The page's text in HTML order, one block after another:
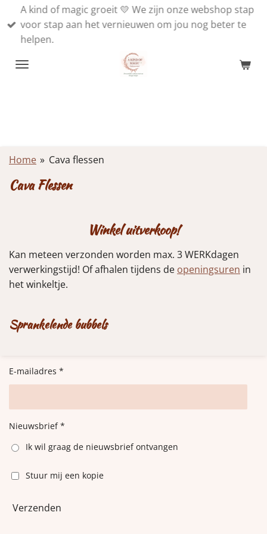
direct
naar
A kind of magic groeit 💛 We zijn onze webshop stap
voor stap aan het vernieuwen om jou nog beter te
helpen.
Home » Cava flessen
Cava Flessen
Winkel uitverkoop!
Kan meteen verzonden worden max. 3 WERKdagen
verwerkingstijd! Of afhalen tijdens de openingsuren in
het winkeltje.
Sprankelende bubbels
E-mailadres *
Nieuwsbrief *
Ik wil graag de nieuwsbrief ontvangen
Stuur mij een kopie
Verzenden